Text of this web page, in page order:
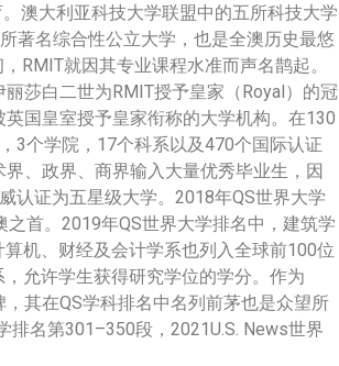
澳大利亚科技大学联盟中的五所科技大学
著名综合性公立大学，也是全澳历史最悠
RMIT就因其专业课程水准而声名鹊起。
莎白二世为RMIT授予皇家（Royal）的冠
国皇室授予皇家衔称的大学机构。在130
3个学院，17个科系以及470个国际认证
、政界、商界输入大量优秀毕业生，因
认证为五星级大学。2018年QS世界大学
首。2019年QS世界大学排名中，建筑学
机、财经及会计学系也列入全球前100位
允许学生获得研究学位的学分。作为
其在QS学科排名中名列前茅也是众望所
排名第301–350段，2021U.S. News世界